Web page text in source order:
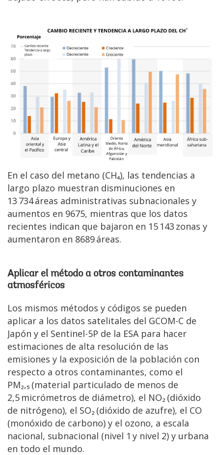
En el caso del metano (CH₄), las tendencias a
largo plazo muestran disminuciones en
13 734 áreas administrativas subnacionales y
aumentos en 9675, mientras que los datos
recientes indican que bajaron en 15 143 zonas y
aumentaron en 8689 áreas.
Aplicar el método a otros contaminantes
atmosféricos
Los mismos métodos y códigos se pueden
aplicar a los datos satelitales del GCOM-C de
Japón y el Sentinel-5P de la ESA para hacer
estimaciones de alta resolución de las
emisiones y la exposición de la población con
respecto a otros contaminantes, como el
PM₂,₅ (material particulado de menos de
2,5 micrómetros de diámetro), el NO₂ (dióxido
de nitrógeno), el SO₂ (dióxido de azufre), el CO
(monóxido de carbono) y el ozono, a escala
nacional, subnacional (nivel 1 y nivel 2) y urbana
en todo el mundo.